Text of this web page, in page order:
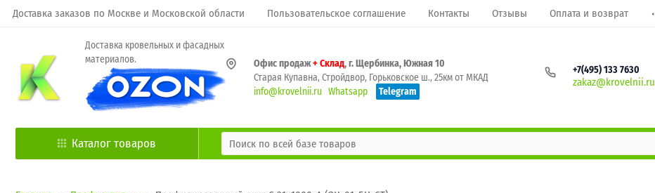
Доставка заказов по Москве и Московской области Пользовательское соглашение Контакты Отзывы Оплата и возврат
Доставка кровельных и фасадных
материалов.
Офис продаж+ Склад, г. Щербинка, Южная 10
Старая Купавна, Стройдвор, Горьковское ш., 25км от МКАД
info@krovelnii.ru Whatsapp Telegram
+7(495) 133 7630
zakaz@krovelnii.ru
Каталог товаров